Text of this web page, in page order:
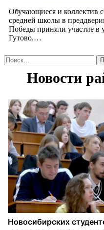
Обучающиеся и коллектив
средней школы в
Победы приняли участие в
Гутово.…
Найти: